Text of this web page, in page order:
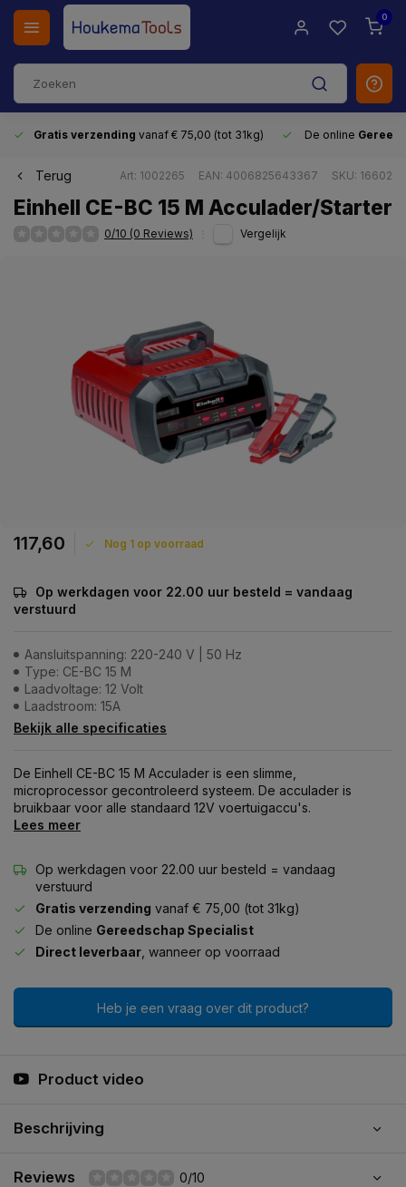
0
Gratis verzending vanaf € 75,00 (tot 31kg) De online
Terug Art: 1002265 EAN: 4006825643367 SKU: 16602
Einhell CE-BC 15 M Acculader/Starter
0/10 (0 Reviews) Vergelijk
117,60 Nog 1 op voorraad
Op werkdagen voor 22.00 uur besteld = vandaag
verstuurd
Aansluitspanning: 220-240 V | 50 Hz
Type: CE-BC 15 M
Laadvoltage: 12 Volt
Laadstroom: 15A
Bekijk alle specificaties
De Einhell CE-BC 15 M Acculader is een slimme,
microprocessor gecontroleerd systeem. De acculader is
bruikbaar voor alle standaard 12V voertuigaccu's.
Lees meer
Op werkdagen voor 22.00 uur besteld = vandaag
verstuurd
Gratis verzending vanaf € 75,00 (tot 31kg)
De online Gereedschap Specialist
Direct leverbaar , wanneer op voorraad
Heb je een vraag over dit product?
Product video
Beschrijving
Reviews 0/10